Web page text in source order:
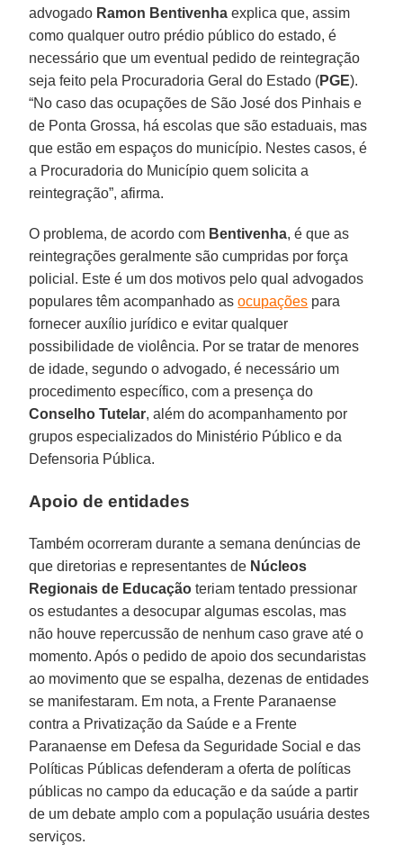
advogado Ramon Bentivenha explica que, assim
como qualquer outro prédio público do estado, é
necessário que um eventual pedido de reintegração
seja feito pela Procuradoria Geral do Estado (PGE).
“No caso das ocupações de São José dos Pinhais e
de Ponta Grossa, há escolas que são estaduais, mas
que estão em espaços do município. Nestes casos, é
a Procuradoria do Município quem solicita a
reintegração”, afirma.
O problema, de acordo com Bentivenha, é que as
reintegrações geralmente são cumpridas por força
policial. Este é um dos motivos pelo qual advogados
populares têm acompanhado asocupações para
fornecer auxílio jurídico e evitar qualquer
possibilidade de violência. Por se tratar de menores
de idade, segundo o advogado, é necessário um
procedimento específico, com a presença do
Conselho Tutelar, além do acompanhamento por
grupos especializados do Ministério Público e da
Defensoria Pública.
Apoio de entidades
Também ocorreram durante a semana denúncias de
que diretorias e representantes de Núcleos
Regionais de Educação teriam tentado pressionar
os estudantes a desocupar algumas escolas, mas
não houve repercussão de nenhum caso grave até o
momento. Após o pedido de apoio dos secundaristas
ao movimento que se espalha, dezenas de entidades
se manifestaram. Em nota, a Frente Paranaense
contra a Privatização da Saúde e a Frente
Paranaense em Defesa da Seguridade Social e das
Políticas Públicas defenderam a oferta de políticas
públicas no campo da educação e da saúde a partir
de um debate amplo com a população usuária destes
serviços.